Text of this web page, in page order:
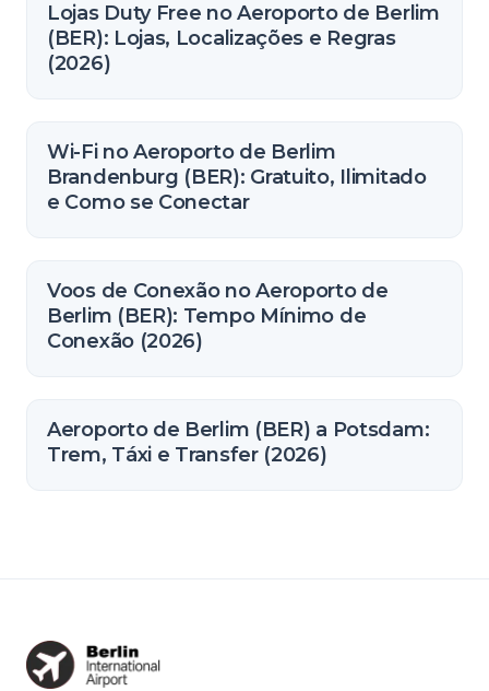
Lojas Duty Free no Aeroporto de Berlim
(BER): Lojas, Localizações e Regras
(2026)
Wi-Fi no Aeroporto de Berlim
Brandenburg (BER): Gratuito, Ilimitado
e Como se Conectar
Voos de Conexão no Aeroporto de
Berlim (BER): Tempo Mínimo de
Conexão (2026)
Aeroporto de Berlim (BER) a Potsdam:
Trem, Táxi e Transfer (2026)